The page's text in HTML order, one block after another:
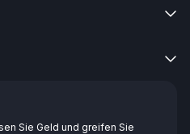


Sie Geld und greifen Sie